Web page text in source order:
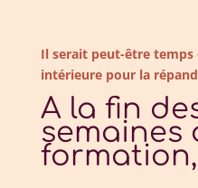
Il serait peut-être temps
intérieure pour la
A la fin
semaines